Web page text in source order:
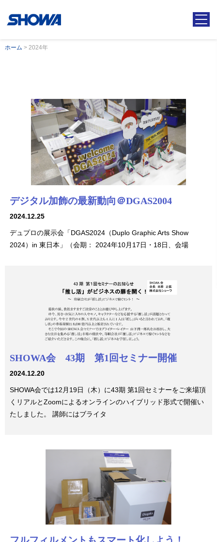
ホーム > 2024年
デジタル加飾の最新動向＠DGAS2004
2024.12.25
デュプロの展示会「DGAS2024（Duplo Graphic Arts Show
2024）in 東日本」（会期： 2024年10月17日・18日、会場
SHOWA会 43期 第1回セミナー開催
2024.12.20
SHOWA会では12月19日（木）に43期 第1回セミナーをご来場頂
くリアルとZoomによるオンラインのハイブリッド形式で開催い
たしました。 講師にはブライタ